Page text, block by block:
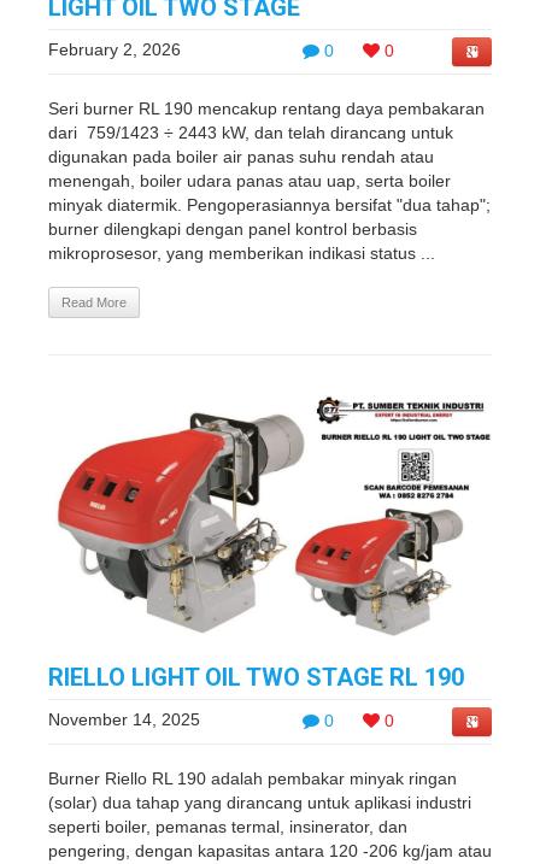
LIGHT OIL TWO STAGE
0 0
February 2, 2026
Seri burner RL 190 mencakup rentang daya pembakaran
dari 759/1423 ÷ 2443 kW, dan telah dirancang untuk
digunakan pada boiler air panas suhu rendah atau
menengah, boiler udara panas atau uap, serta boiler
minyak diatermik. Pengoperasiannya bersifat "dua tahap";
burner dilengkapi dengan panel kontrol berbasis
mikroprosesor, yang memberikan indikasi status ...
Read More
RIELLO LIGHT OIL TWO STAGE RL 190
0 0
November 14, 2025
Burner Riello RL 190 adalah pembakar minyak ringan
(solar) dua tahap yang dirancang untuk aplikasi industri
seperti boiler, pemanas termal, insinerator, dan
pengering, dengan kapasitas antara 120 -206 kg/jam atau